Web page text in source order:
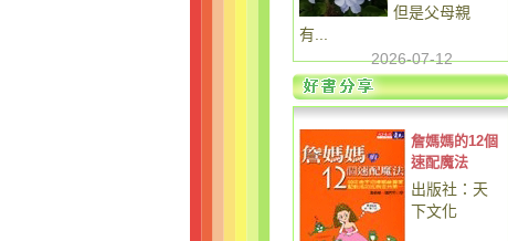
但是父母親
有...
2026-07-12
詹媽媽的12個
速配魔法
出版社：天
下文化